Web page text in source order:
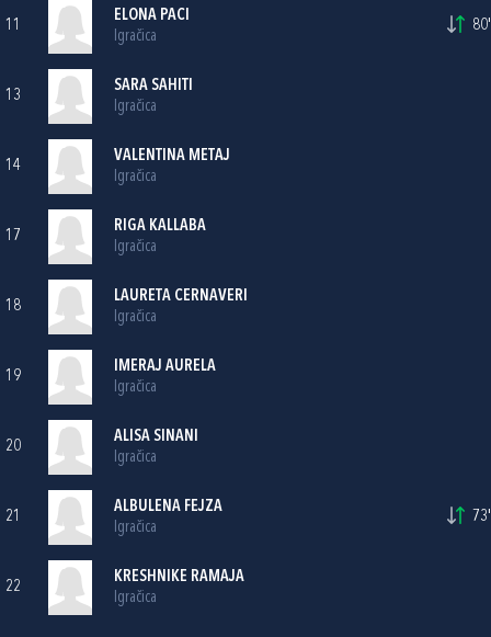
11
ELONA PACI
Igračica
80'
13
SARA SAHITI
Igračica
14
VALENTINA METAJ
Igračica
17
RIGA KALLABA
Igračica
18
LAURETA CERNAVERI
Igračica
19
IMERAJ AURELA
Igračica
20
ALISA SINANI
Igračica
21
ALBULENA FEJZA
Igračica
73'
22
KRESHNIKE RAMAJA
Igračica